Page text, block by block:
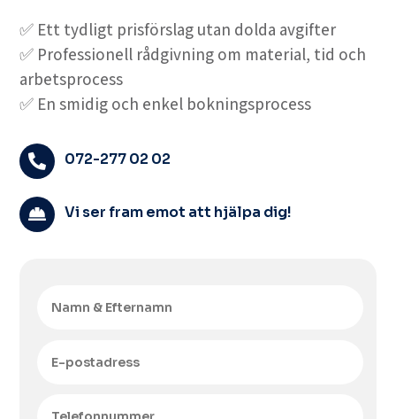
✅ Ett tydligt prisförslag utan dolda avgifter
✅ Professionell rådgivning om material, tid och
arbetsprocess
✅ En smidig och enkel bokningsprocess
 072-277 02 02
 Vi ser fram emot att hjälpa dig!